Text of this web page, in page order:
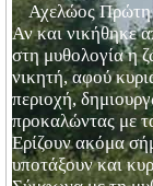
Αχελώος Πρώτη
Αν και νικήθηκε
στη μυθολογία η
νικητή, αφού
περιοχή,
προκαλώντας με
Ερίζουν ακόμα
υποτάξουν και